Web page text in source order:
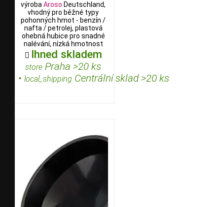
výrobaAroso Deutschland,
vhodný pro běžné typy
pohonných hmot - benzín /
nafta / petrolej, plastová
ohebná hubice pro snadné
nalévání, nízká hmotnost
 Ihned skladem
store Praha >20 ks
• local_shipping Centrální sklad >20 ks